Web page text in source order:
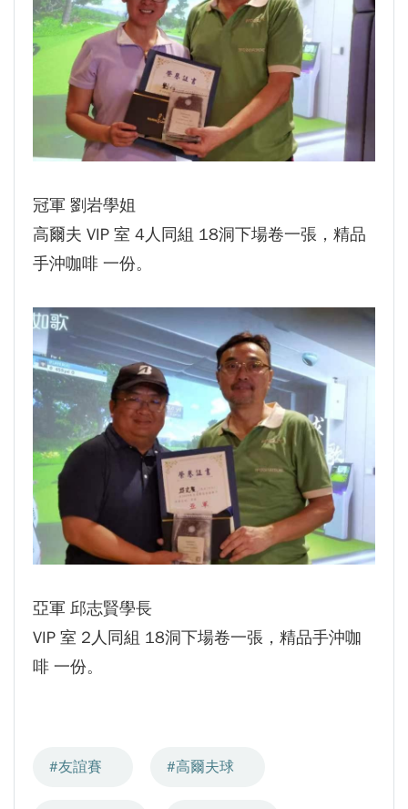
冠軍 劉岩學姐
高爾夫 VIP 室 4人同組 18洞下場卷一張，精品
手沖咖啡 一份。
亞軍 邱志賢學長
VIP 室 2人同組 18洞下場卷一張，精品手沖咖
啡 一份。
#友誼賽 #高爾夫球